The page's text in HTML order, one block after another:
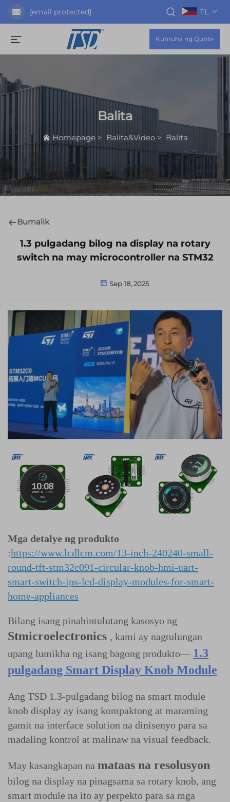
[email protected] TL
Kumuha ng Quote
Balita
Homepage> Balita&Video> Balita
Bumalik
1.3 pulgadang bilog na display na rotary
switch na may microcontroller na STM32
Sep 18, 2025
Mga detalye ng produkto
:https://www.lcdlcm.com/13-inch-240240-small-
round-tft-stm32c091-circular-knob-hmi-uart-
smart-switch-ips-lcd-display-modules-for-smart-
home-appliances
Bilang isang pinahintulutang kasosyo ng
Stmicroelectronics , kami ay nagtulungan
upang lumikha ng isang bagong produkto— 1.3
pulgadang Smart Display Knob Module
Ang TSD 1.3-pulgadang bilog na smart module
knob display ay isang kompaktong at maraming
gamit na interface solution na dinisenyo para sa
madaling kontrol at malinaw na visual feedback.
May kasangkapan na mataas na resolusyon
bilog na display na pinagsama sa rotary knob, ang
smart module na ito ay perpekto para sa mga